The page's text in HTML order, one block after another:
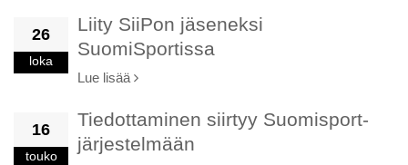
26
loka
Liity SiiPon jäseneksi
SuomiSportissa
Lue lisää
16
touko
Tiedottaminen siirtyy Suomisport-
järjestelmään